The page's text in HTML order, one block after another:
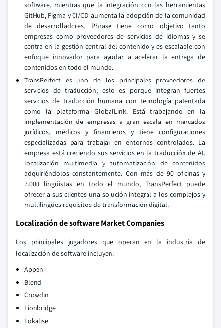
software, mientras que la integración con las herramientas
GitHub, Figma y CI/CD aumenta la adopción de la comunidad
de desarrolladores. Phrase tiene como objetivo tanto
empresas como proveedores de servicios de idiomas y se
centra en la gestión central del contenido y es escalable con
enfoque innovador para ayudar a acelerar la entrega de
contenidos en todo el mundo.
TransPerfect es uno de los principales proveedores de
servicios de traducción; esto es porque integran fuertes
servicios de traducción humana con tecnología patentada
como la plataforma GlobalLink. Está trabajando en la
implementación de empresas a gran escala en mercados
jurídicos, médicos y financieros y tiene configuraciones
especializadas para trabajar en entornos controlados. La
empresa está creciendo sus servicios en la traducción de AI,
localización multimedia y automatización de contenidos
adquiriéndolos constantemente. Con más de 90 oficinas y
7.000 lingüistas en todo el mundo, TransPerfect puede
ofrecer a sus clientes una solución integral a los complejos y
multilingües requisitos de transformación digital.
Localización de software Market Companies
Los principales jugadores que operan en la industria de
localización de software incluyen:
Appen
Blend
Crowdin
Lionbridge
Lokalise